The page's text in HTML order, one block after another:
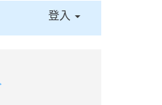
登入